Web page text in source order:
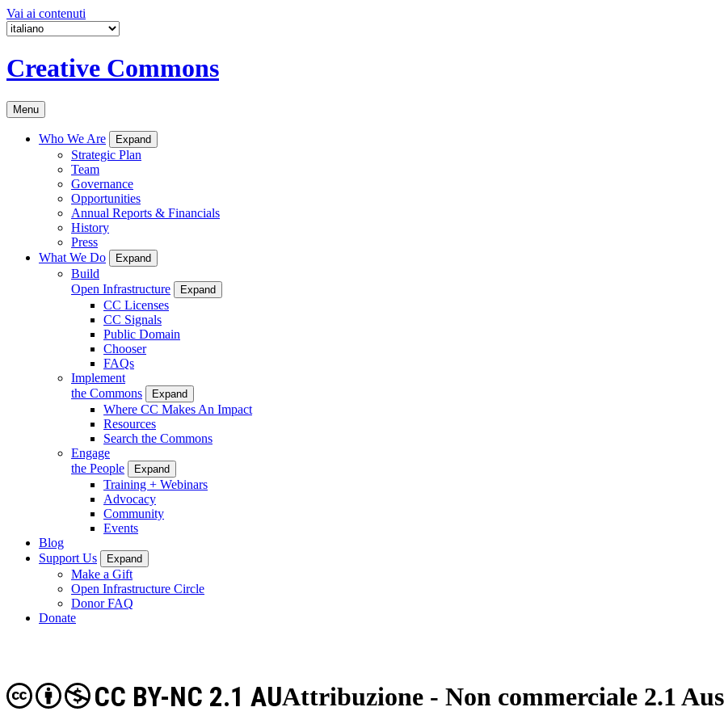
Vai ai contenuti
Creative Commons
Menu
Who We Are Expand
Strategic Plan
Team
Governance
Opportunities
Annual Reports & Financials
History
Press
What We Do
Expand
Build
Open Infrastructure
Expand
CC Licenses
CC Signals
Public Domain
Chooser
FAQs
Implement
the Commons
Expand
Where CC Makes An Impact
Resources
Search the Commons
Engage
the People
Expand
Training + Webinars
Advocacy
Community
Events
Blog
Support Us
Expand
Make a Gift
Open Infrastructure Circle
Donor FAQ
Donate
Attribuzione - Non commerciale 2.1
CC BY-NC 2.1 AU